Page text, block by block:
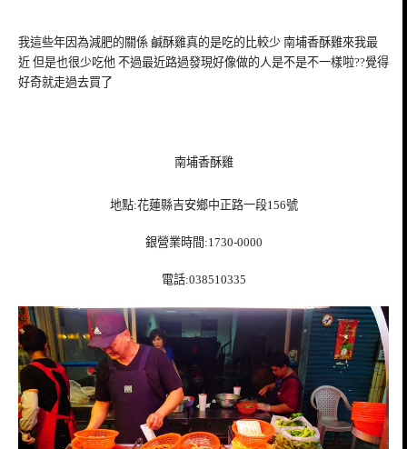
我這些年因為減肥的關係 鹹酥雞真的是吃的比較少 南埔香酥雞來我最
近 但是也很少吃他 不過最近路過發現好像做的人是不是不一樣啦??覺得
好奇就走過去買了
南埔香酥雞
地點:花蓮縣吉安鄉中正路一段156號
銀營業時間:1730-0000
電話:038510335